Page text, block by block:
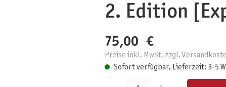
2. Edition
75,00 €
Preise inkl. MwSt. zzgl.
Sofort verfügbar, Lieferzeit: 3-5
Produkt Anzahl: Gib den gewünschten Wert ein